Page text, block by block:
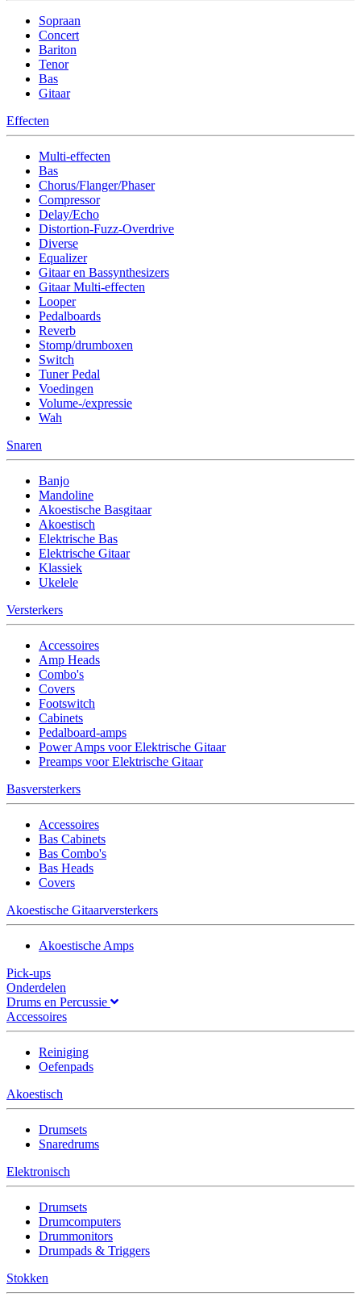
Sopraan
Concert
Bariton
Tenor
Bas
Gitaar
Effecten
Multi-effecten
Bas
Chorus/Flanger/Phaser
Compressor
Delay/Echo
Distortion-Fuzz-Overdrive
Diverse
Equalizer
Gitaar en Bassynthesizers
Gitaar Multi-effecten
Looper
Pedalboards
Reverb
Stomp/drumboxen
Switch
Tuner Pedal
Voedingen
Volume-/expressie
Wah
Snaren
Banjo
Mandoline
Akoestische Basgitaar
Akoestisch
Elektrische Bas
Elektrische Gitaar
Klassiek
Ukelele
Versterkers
Accessoires
Amp Heads
Combo's
Covers
Footswitch
Cabinets
Pedalboard-amps
Power Amps voor Elektrische Gitaar
Preamps voor Elektrische Gitaar
Basversterkers
Accessoires
Bas Cabinets
Bas Combo's
Bas Heads
Covers
Akoestische Gitaarversterkers
Akoestische Amps
Pick-ups
Onderdelen
Drums en Percussie
Accessoires
Reiniging
Oefenpads
Akoestisch
Drumsets
Snaredrums
Elektronisch
Drumsets
Drumcomputers
Drummonitors
Drumpads & Triggers
Stokken